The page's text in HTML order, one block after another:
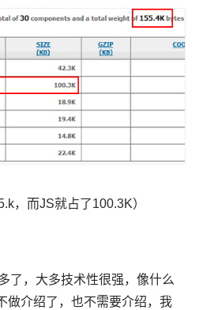
，而JS就占了100.3K）
了，大多技术性很强，像什么
做介绍了，也不需要介绍，我